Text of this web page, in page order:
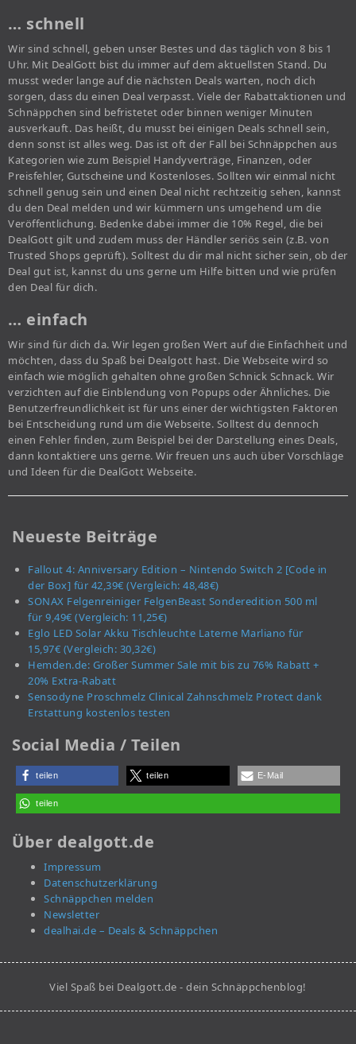
… schnell
Wir sind schnell, geben unser Bestes und das täglich von 8 bis 1
Uhr. Mit DealGott bist du immer auf dem aktuellsten Stand. Du
musst weder lange auf die nächsten Deals warten, noch dich
sorgen, dass du einen Deal verpasst. Viele der Rabattaktionen und
Schnäppchen sind befristetet oder binnen weniger Minuten
ausverkauft. Das heißt, du musst bei einigen Deals schnell sein,
denn sonst ist alles weg. Das ist oft der Fall bei Schnäppchen aus
Kategorien wie zum Beispiel Handyverträge, Finanzen, oder
Preisfehler, Gutscheine und Kostenloses. Sollten wir einmal nicht
schnell genug sein und einen Deal nicht rechtzeitig sehen, kannst
du den Deal melden und wir kümmern uns umgehend um die
Veröffentlichung. Bedenke dabei immer die 10% Regel, die bei
DealGott gilt und zudem muss der Händler seriös sein (z.B. von
Trusted Shops geprüft). Solltest du dir mal nicht sicher sein, ob der
Deal gut ist, kannst du uns gerne um Hilfe bitten und wie prüfen
den Deal für dich.
… einfach
Wir sind für dich da. Wir legen großen Wert auf die Einfachheit und
möchten, dass du Spaß bei Dealgott hast. Die Webseite wird so
einfach wie möglich gehalten ohne großen Schnick Schnack. Wir
verzichten auf die Einblendung von Popups oder Ähnliches. Die
Benutzerfreundlichkeit ist für uns einer der wichtigsten Faktoren
bei Entscheidung rund um die Webseite. Solltest du dennoch
einen Fehler finden, zum Beispiel bei der Darstellung eines Deals,
dann kontaktiere uns gerne. Wir freuen uns auch über Vorschläge
und Ideen für die DealGott Webseite.
Neueste Beiträge
Fallout 4: Anniversary Edition – Nintendo Switch 2 [Code in
der Box] für 42,39€ (Vergleich: 48,48€)
SONAX Felgenreiniger FelgenBeast Sonderedition 500 ml
für 9,49€ (Vergleich: 11,25€)
Eglo LED Solar Akku Tischleuchte Laterne Marliano für
15,97€ (Vergleich: 30,32€)
Hemden.de: Großer Summer Sale mit bis zu 76% Rabatt +
20% Extra-Rabatt
Sensodyne Proschmelz Clinical Zahnschmelz Protect dank
Erstattung kostenlos testen
Social Media / Teilen
teilen teilen E-Mail
teilen
Über dealgott.de
Impressum
Datenschutzerklärung
Schnäppchen melden
Newsletter
dealhai.de – Deals & Schnäppchen
Viel Spaß bei Dealgott.de - dein Schnäppchenblog!